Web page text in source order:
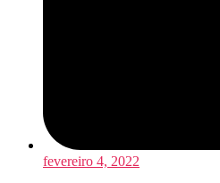
fevereiro 4, 2022